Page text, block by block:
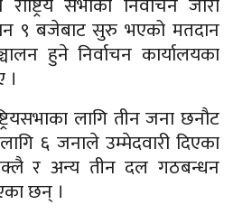
९ बजेबाट सुरु भएको मतदान
हुने निर्वाचन कार्यालयका
।
लागि तीन जना छनौट
६ जनाले उम्मेदवारी दिएका
र अन्य तीन दल गठबन्धन
छन् ।